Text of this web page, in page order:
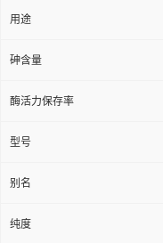
用途
砷含量
酶活力保存率
型号
别名
纯度